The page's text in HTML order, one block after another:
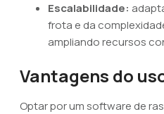
Escalabilidade:
frota e da
ampliando recursos
Vantagens do
Optar por um software de